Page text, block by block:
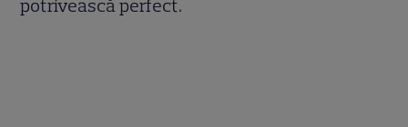
potrivească perfect.